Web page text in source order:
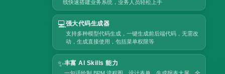
线快速搭建业务系统，业务人员轻松上手
💻强大代码生成器
支持多种模型代码生成，一键生成前后端代码，无需改
动，生成直接使用，包括菜单权限等
✨丰富 AI Skills 能力
一句话绘制 BPM 流程图、设计表单、生成报表大屏，全